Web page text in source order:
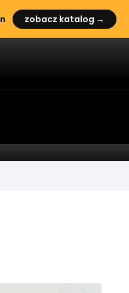
zobacz katalog →